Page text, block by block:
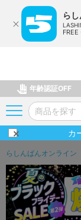
ら
年齢認証OFF
カ
らしんばんオンライン